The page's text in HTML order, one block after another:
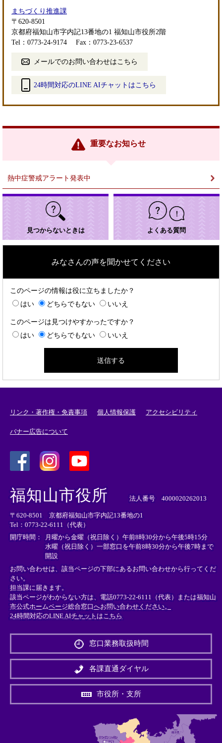
まちづくり推進課
〒620-8501
京都府福知山市字内記13番地の1 福知山市役所2階
Tel：0773-24-9174
Fax：0773-23-6537
メールでのお問い合わせはこちら
24時間対応のLINE AIチャットはこちら
リ
重要なお知らせ
熱中症警戒アラート発表中
見つからないときは よくある質問
みなさんの声を聞かせてください
このページの情報は役に立ちましたか？
はい
どちらでもない いいえ
このページは見つけやすかったですか？
はい
どちらでもない いいえ
リンク・著作権・免責事項 個人情報保護 アクセシビリティ
バナー広告について
外
部
リ
ン
ク
＞
外
リ
ン
ク
＞
外
部
ン
ク
＞
福知山市役所 法人番号 4000020262013
〒620-8501 京都府福知山市字内記13番地の1
Tel：0773-22-6111（代表）
開庁時間：
月曜から金曜（祝日除く）午前8時30分から午後5時15分
水曜（祝日除く）一部窓口を午前8時30分から午後7時まで
開設
お問い合わせは、該当ページの下部にあるお問い合わせから行ってくだ
さい。
担当課に届きます。
該当ページがわからない方は、電話0773-22-6111（代表）または福知山
市公式ホームページ総合窓口へお問い合わせください。
24時間対応のLINE AIチャットはこちら
外
リ
ン
＞
窓口業務取扱時間
各課直通ダイヤル
市役所・支所